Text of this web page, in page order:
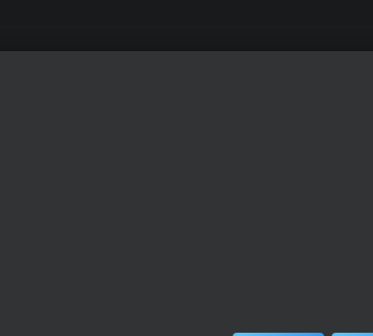
乐趣。从创意无限的日常小妙招，到令人捧
击，开启您的视觉盛宴，与辛普森的兔子一